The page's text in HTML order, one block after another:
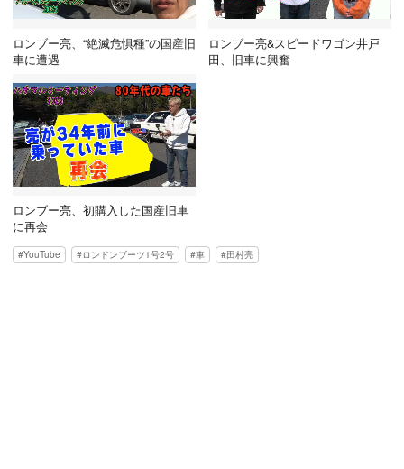
ロンブー亮、“絶滅危惧種”の国産旧
車に遭遇
ロンブー亮&スピードワゴン井戸
田、旧車に興奮
ロンブー亮、初購入した国産旧車
に再会
YouTube ロンドンブーツ1号2号 車 田村亮